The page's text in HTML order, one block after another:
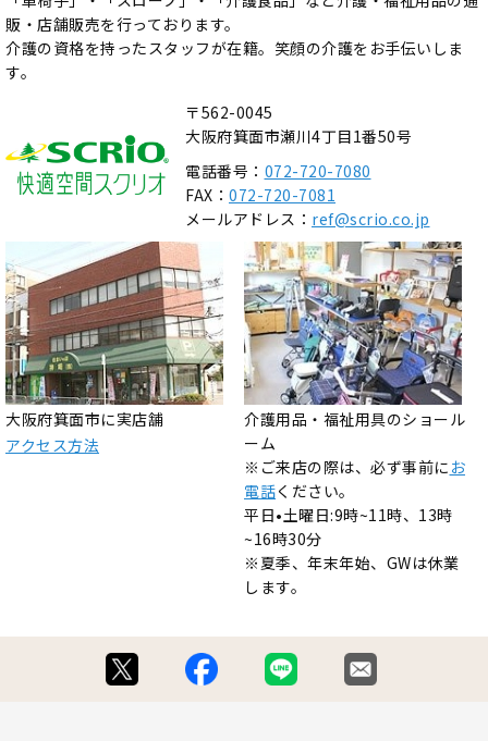
販・店舗販売を行っております。
介護の資格を持ったスタッフが在籍。笑顔の介護をお手伝いしま
す。
〒562-0045
大阪府箕面市瀬川4丁目1番50号
電話番号： 072-720-7080
FAX： 072-720-7081
メールアドレス： ref@scrio.co.jp
大阪府箕面市に実店舗
アクセス方法
介護用品・福祉用具のショール
ーム
※ご来店の際は、必ず事前に お
電話ください。
平日•土曜日:9時~11時、13時
~16時30分
※夏季、年末年始、GWは休業
します。